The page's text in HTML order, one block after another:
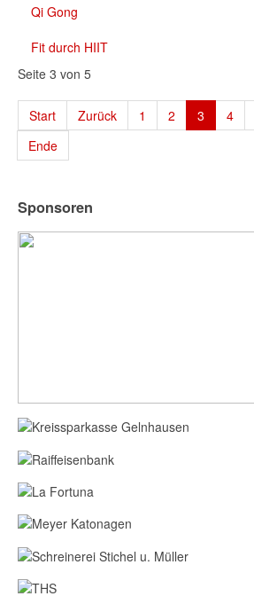
Qi Gong
Fit durch HIIT
Seite 3 von 5
Start Zurück 1 2 3 4
Ende
Sponsoren